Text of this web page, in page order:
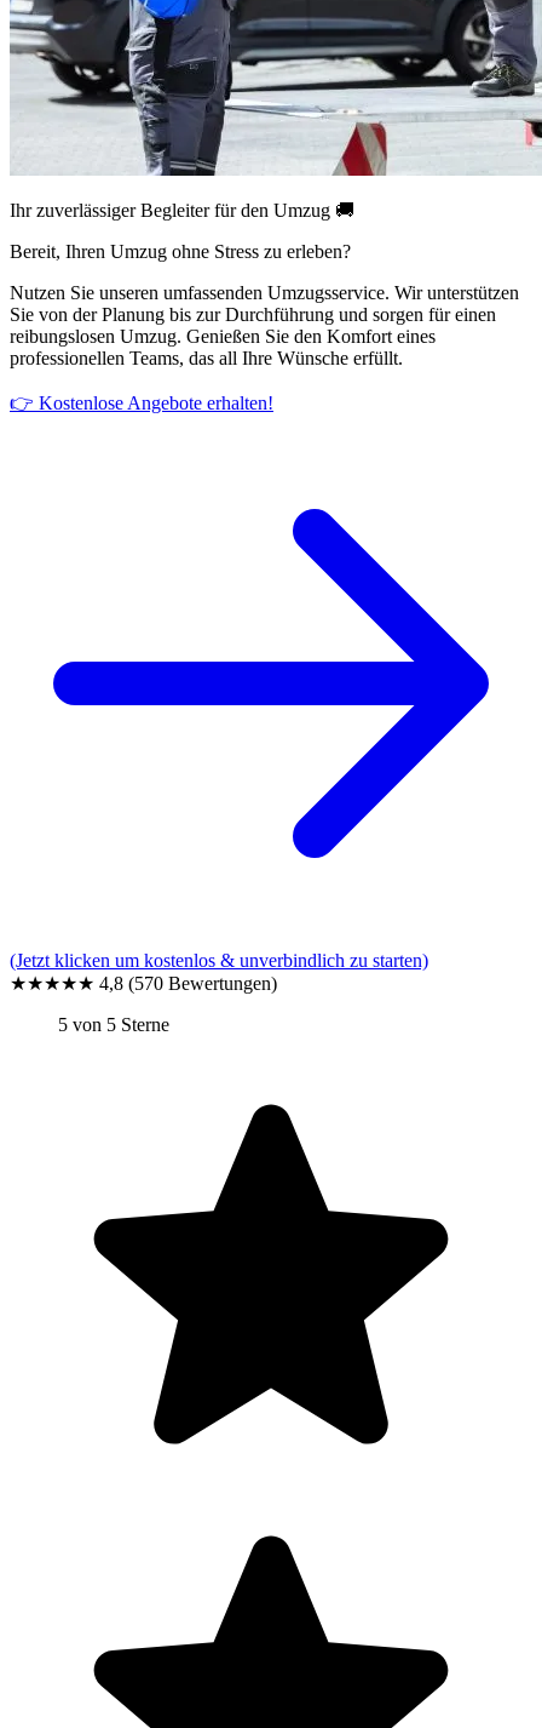
Ihr zuverlässiger Begleiter für den Umzug 🚚
Bereit, Ihren Umzug ohne Stress zu erleben?
Nutzen Sie unseren umfassenden Umzugsservice. Wir unterstützen
Sie von der Planung bis zur Durchführung und sorgen für einen
reibungslosen Umzug. Genießen Sie den Komfort eines
professionellen Teams, das all Ihre Wünsche erfüllt.
👉 Kostenlose Angebote erhalten!
(Jetzt klicken um kostenlos & unverbindlich zu starten)
★★★★★ 4,8 (570 Bewertungen)
5 von 5 Sterne